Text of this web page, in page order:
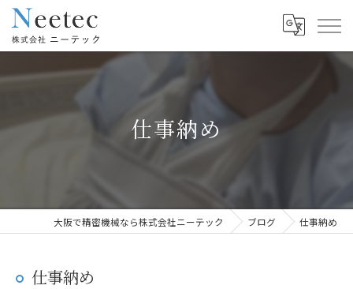
仕事納め
大阪で精密機械なら株式会社ニーテック ブログ 仕事納め
仕事納め